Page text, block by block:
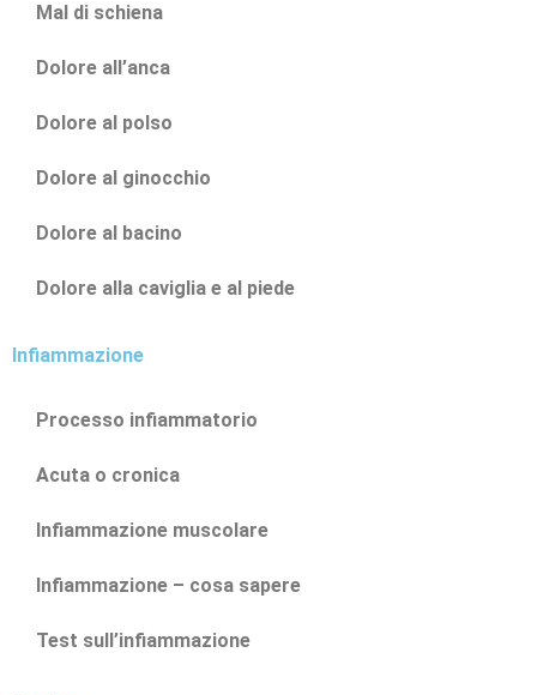
Mal di schiena
Dolore all’anca
Dolore al polso
Dolore al ginocchio
Dolore al bacino
Dolore alla caviglia e al piede
Infiammazione
Processo infiammatorio
Acuta o cronica
Infiammazione muscolare
Infiammazione – cosa sapere
Test sull’infiammazione